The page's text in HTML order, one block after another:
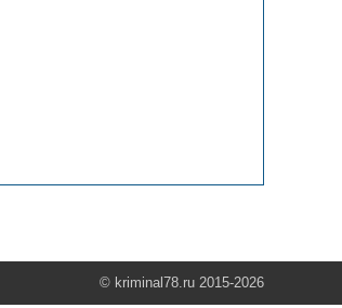
© kriminal78.ru 2015-2026